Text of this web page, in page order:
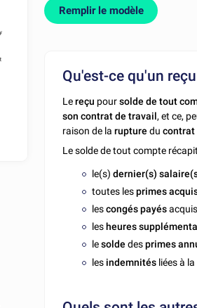
Remplir le modèle
Qu'est-ce qu'un
Lereçu poursolde de tout
son contrat de travail, et ce,
raison de la ruptureducontrat
Le solde de tout compte
le(s) dernier(s)
toutes lesprimes
lescongés payés
les heures
lesolde desprimes
les indemnités liées à la